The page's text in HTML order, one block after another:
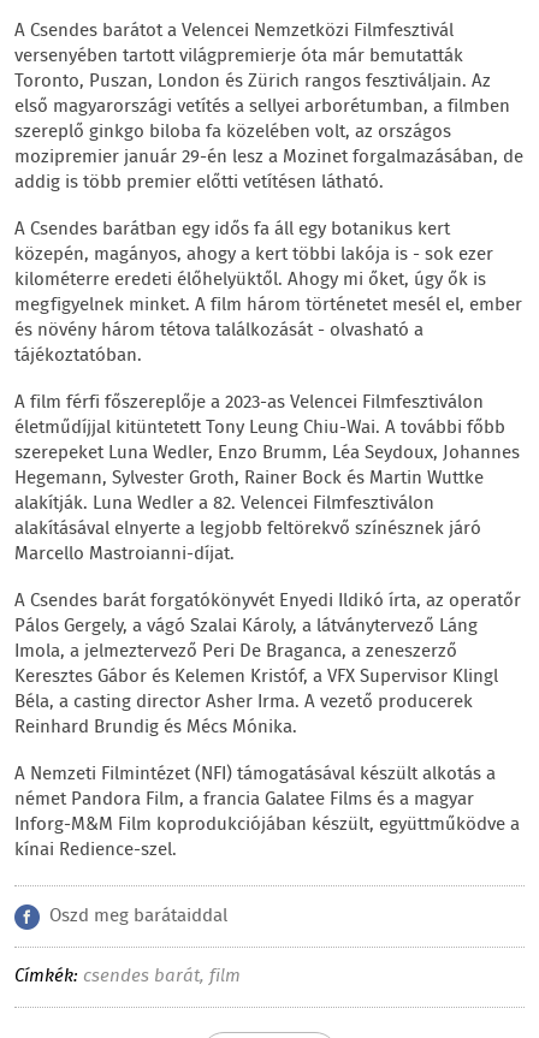
A Csendes barátot a Velencei Nemzetközi Filmfesztivál
versenyében tartott világpremierje óta már bemutatták
Toronto, Puszan, London és Zürich rangos fesztiváljain. Az
első magyarországi vetítés a sellyei arborétumban, a filmben
szereplő ginkgo biloba fa közelében volt, az országos
mozipremier január 29-én lesz a Mozinet forgalmazásában, de
addig is több premier előtti vetítésen látható.
A Csendes barátban egy idős fa áll egy botanikus kert
közepén, magányos, ahogy a kert többi lakója is - sok ezer
kilométerre eredeti élőhelyüktől. Ahogy mi őket, úgy ők is
megfigyelnek minket. A film három történetet mesél el, ember
és növény három tétova találkozását - olvasható a
tájékoztatóban.
A film férfi főszereplője a 2023-as Velencei Filmfesztiválon
életműdíjjal kitüntetett Tony Leung Chiu-Wai. A további főbb
szerepeket Luna Wedler, Enzo Brumm, Léa Seydoux, Johannes
Hegemann, Sylvester Groth, Rainer Bock és Martin Wuttke
alakítják. Luna Wedler a 82. Velencei Filmfesztiválon
alakításával elnyerte a legjobb feltörekvő színésznek járó
Marcello Mastroianni-díjat.
A Csendes barát forgatókönyvét Enyedi Ildikó írta, az operatőr
Pálos Gergely, a vágó Szalai Károly, a látványtervező Láng
Imola, a jelmeztervező Peri De Braganca, a zeneszerző
Keresztes Gábor és Kelemen Kristóf, a VFX Supervisor Klingl
Béla, a casting director Asher Irma. A vezető producerek
Reinhard Brundig és Mécs Mónika.
A Nemzeti Filmintézet (NFI) támogatásával készült alkotás a
német Pandora Film, a francia Galatee Films és a magyar
Inforg-M&M Film koprodukciójában készült, együttműködve a
kínai Redience-szel.
Oszd meg barátaiddal
Címkék: csendes barát, film